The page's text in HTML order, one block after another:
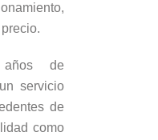
de
servicio
de
como